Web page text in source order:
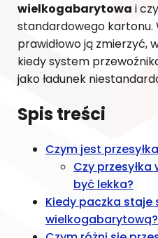
wielkogabarytowa i
standardowego kartonu.
prawidłowo ją zmierzyć,
kiedy system
jako ładunek
Spis treści
Czym jest
Czy
być lekka?
Kiedy paczka staje
wielkogabarytową?